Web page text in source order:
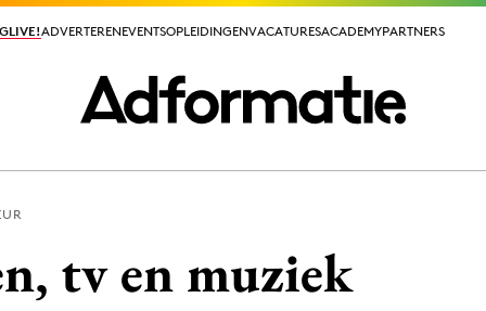
ADVERTERENEVENTSOPLEIDINGENVACATURESACADEMYPARTNERS
ADVERTERENEVENTSOPLEIDINGENVACATURESACADEMYPARTNERS
tv en muziek